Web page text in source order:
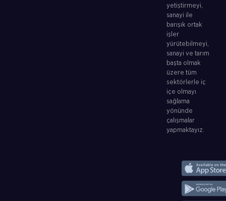
yetiştirmeyi,
sanayi ile
barışık ortak
işler
yürütebilmeyi,
sanayi ve tarım
başta olmak
üzere tüm
sektörlerle iç
içe olmayı
sağlama
yönünde
çalışmalar
yapmaktayız.